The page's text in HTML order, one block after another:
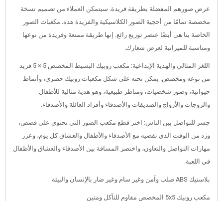
عرض صورهم المفضلة بطريقة فريدة. سيتمكن العملاء من تصميم نسخة
مخصصة تمامًا من أحجية الصور الكلاسيكية والفريدة هذه. مكعبات الصور
الخاصة بنا هي أيضًا عنصر توزيع رائع. إنها طريقة ممتعة وفريدة من نوعها
ومناسبة للميزانية لعرض شعارك.
اللغز المثالي والهدية الإبداعية: مكعب روبيك البسيط المخصص 5 × 5 فريد
من نوعه ومخصص. يمكن نحته على شكل مكعبات روبيك حصري، وأنماط
حيوانية، وصور شخصيات، ومناظر طبيعية، وهو هدية مثالية للأطفال
والزوجات والأزواج والصديقات والأصدقاء وأفراد العائلة والأصدقاء.
جسر للتواصل بين الناس: اختر قطع مكعب الصور التي تحتوي على قصص،
وزد من الوقت الذي تقضيه مع الأصدقاء والأطفال والعشاق كل يوم، وعزز
مهارات التواصل والتعاون، واختصر المسافة بين الأصدقاء والعشاق والأطفال
في اللعبة.
بلاستيك ABS صلب وآمن وغير سام وغير ضار بالإنسان والبيئة
مكعب روبيك 5x5 المخصص مقاوم للتآكل ومتين